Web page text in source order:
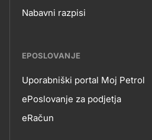
Nabavni razpisi
EPOSLOVANJE
EPOSLOVANJE
Uporabniški portal Moj Petrol
ePoslovanje za podjetja
eRačun